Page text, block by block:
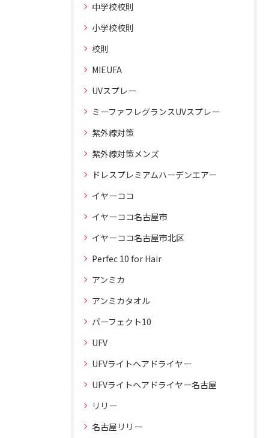
中学校校則
小学校校則
校則
MIEUFA
UVスプレー
ミーファフレグランスUVスプレー
紫外線対策
紫外線対策メンズ
ドレスプレミアムハーデンエアー
イヤーココ
イヤーココ名古屋市
イヤーココ名古屋市北区
Perfec 10 for Hair
アンミカ
アンミカタオル
パーフェクト10
UFV
UFVライトヘアドライヤー
UFVライトヘアドライヤー名古屋
リリー
名古屋リリー